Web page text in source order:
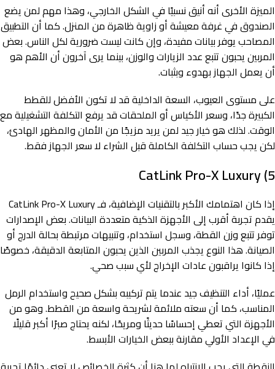
الميزة الأخرى أنه أنيق نسبيًا في الشكل الخارجي، وهذا مهم لمن يضع
الصندوق في غرفة معيشة أو زاوية ظاهرة من المنزل. كما أن التطبيق
المصاحب يوفر بيانات مفيدة، وإن كانت ليست ضرورية لكل الناس. بعض
المربين يحبون تتبع عدد الزيارات والوزن، بينما يرى آخرون أن الأهم هو
أن يعمل الجهاز بهدوء وبثبات.
على مستوى العيوب، السعة الداخلية قد لا تكون الأفضل للقطط
الكبيرة جدًا، وسعر الأكياس أو الملحقات قد يرفع التكلفة التشغيلية مع
الوقت. لذلك هو خيار جيد لمن يريد مزيجًا من الأمان والمظهر الهادئ،
لكن يجب حساب التكلفة الكاملة قبل الشراء لا سعر الجهاز فقط.
5) CatLink Pro-X Luxury
إذا كان اهتمامك الأكبر بالتقنيات الإضافية، فـ CatLink Pro-X Luxury
يقدم تجربة أقرب إلى الأجهزة الذكية متعددة البيانات. بعض الإصدارات
توفر تتبع وزن القطة، وسجل استخدام، وتنبيهات مرتبطة بحالة الدرج أو
الصيانة. هذا النوع يجذب المربين الذين يحبون المتابعة الدقيقة، خصوصًا
إذا كانوا يراقبون عادات الإخراج لأي سبب صحي.
عمليًا، أداء التنظيف جيد عندما يتم تركيبه بشكل صحيح واستخدام الرمل
المناسب، كما أن سعته ملائمة لشريحة واسعة من القطط. وهو من
الأجهزة التي تعطي إحساسًا حديثًا ومريحًا، لكنه يحتاج صبرًا أكبر قليلًا
في الإعداد الأولي مقارنة ببعض الخيارات الأبسط.